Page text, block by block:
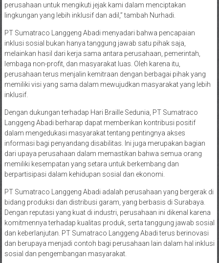
perusahaan untuk mengikuti jejak kami dalam menciptakan
lingkungan yang lebih inklusif dan adil,” tambah Nurhadi.
PT Sumatraco Langgeng Abadi menyadari bahwa pencapaian
inklusi sosial bukan hanya tanggung jawab satu pihak saja,
melainkan hasil dari kerja sama antara perusahaan, pemerintah,
lembaga non-profit, dan masyarakat luas. Oleh karena itu,
perusahaan terus menjalin kemitraan dengan berbagai pihak yang
memiliki visi yang sama dalam mewujudkan masyarakat yang lebih
inklusif.
Dengan dukungan terhadap Hari Braille Sedunia, PT Sumatraco
Langgeng Abadi berharap dapat memberikan kontribusi positif
dalam mengedukasi masyarakat tentang pentingnya akses
informasi bagi penyandang disabilitas. Ini juga merupakan bagian
dari upaya perusahaan dalam memastikan bahwa semua orang
memiliki kesempatan yang setara untuk berkembang dan
berpartisipasi dalam kehidupan sosial dan ekonomi.
PT Sumatraco Langgeng Abadi adalah perusahaan yang bergerak di
bidang produksi dan distribusi garam, yang berbasis di Surabaya.
Dengan reputasi yang kuat di industri, perusahaan ini dikenal karena
komitmennya terhadap kualitas produk, serta tanggung jawab sosial
dan keberlanjutan. PT Sumatraco Langgeng Abadi terus berinovasi
dan berupaya menjadi contoh bagi perusahaan lain dalam hal inklusi
sosial dan pengembangan masyarakat.